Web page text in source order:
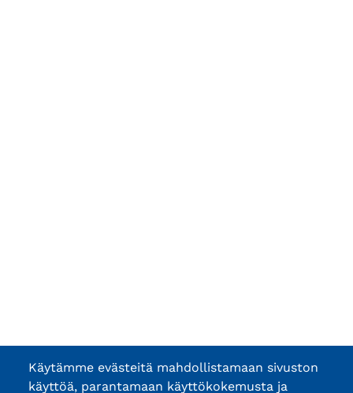
Käytämme evästeitä mahdollistamaan sivuston
käyttöä, parantamaan käyttökokemusta ja